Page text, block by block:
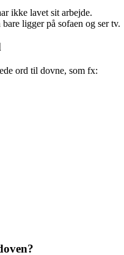
ikke lavet sit arbejde.
ligger på sofaen og ser tv.
ord til dovne, som fx: